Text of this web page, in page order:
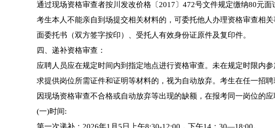
通过现场资格审查者按川发改价格〔2017〕472号文件规定缴纳80元面
考生本人不能亲自到场提交相关材料的，可委托他人办理资格审查相
面委托书（双方签字按印）、受托人有效身份证原件及复印件。
四、递补资格审查：
应聘人员应在规定时间内到指定地点进行资格审查。未在规定时限内
求提供岗位所需证件和证明等材料的，视为自动放弃。考生在任一招
因现场资格审查不合格或自动放弃等出现的缺额，在报考同一岗位的
(一)时间: